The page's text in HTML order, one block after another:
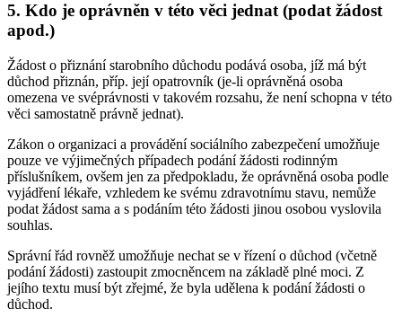
5. Kdo je oprávněn v této věci jednat (podat žádost
apod.)
Žádost o přiznání starobního důchodu podává osoba, jíž má být
důchod přiznán, příp. její opatrovník (je-li oprávněná osoba
omezena ve svéprávnosti v takovém rozsahu, že není schopna v této
věci samostatně právně jednat).
Zákon o organizaci a provádění sociálního zabezpečení umožňuje
pouze ve výjimečných případech podání žádosti rodinným
příslušníkem, ovšem jen za předpokladu, že oprávněná osoba podle
vyjádření lékaře, vzhledem ke svému zdravotnímu stavu, nemůže
podat žádost sama a s podáním této žádosti jinou osobou vyslovila
souhlas.
Správní řád rovněž umožňuje nechat se v řízení o důchod (včetně
podání žádosti) zastoupit zmocněncem na základě plné moci. Z
jejího textu musí být zřejmé, že byla udělena k podání žádosti o
důchod.